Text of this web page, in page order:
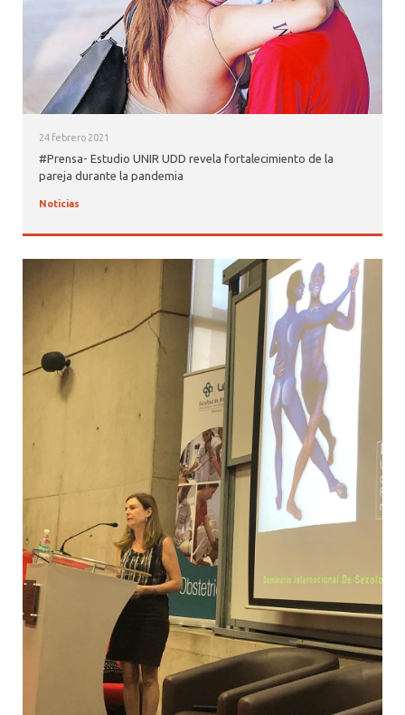
24 febrero 2021
#Prensa- Estudio UNIR UDD revela fortalecimiento de la
pareja durante la pandemia
Noticias